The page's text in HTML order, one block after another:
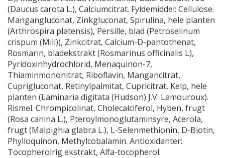
(Daucus carota L.), Calciumcitrat. Fyldemiddel: Cellulose.
Mangangluconat, Zinkgluconat, Spirulina, hele planten
(Arthrospira platensis), Persille, blad (Petroselinum
crispum (Mill)), Zinkcitrat, Calcium-D-pantothenat,
Rosmarin, bladekstrakt (Rosmarinus officinalis L),
Pyridoxinhydrochlorid, Menaquinon-7,
Thiaminmononitrat, Riboflavin, Mangancitrat,
Cuprigluconat, Retinylpalmitat, Cupricitrat, Kelp, hele
planten (Laminaria digitata (Hudson) J.V. Lamouroux).
Rismel. Chrompicolinat, Cholecalciferol, Hyben, frugt
(Rosa canina L.), Pteroylmonoglutaminsyre, Acerola,
frugt (Malpighia glabra L.), L-Selenmethionin, D-Biotin,
Phylloquinon, Methylcobalamin. Antioxidanter:
Tocopherolrig ekstrakt, Alfa-tocopherol.